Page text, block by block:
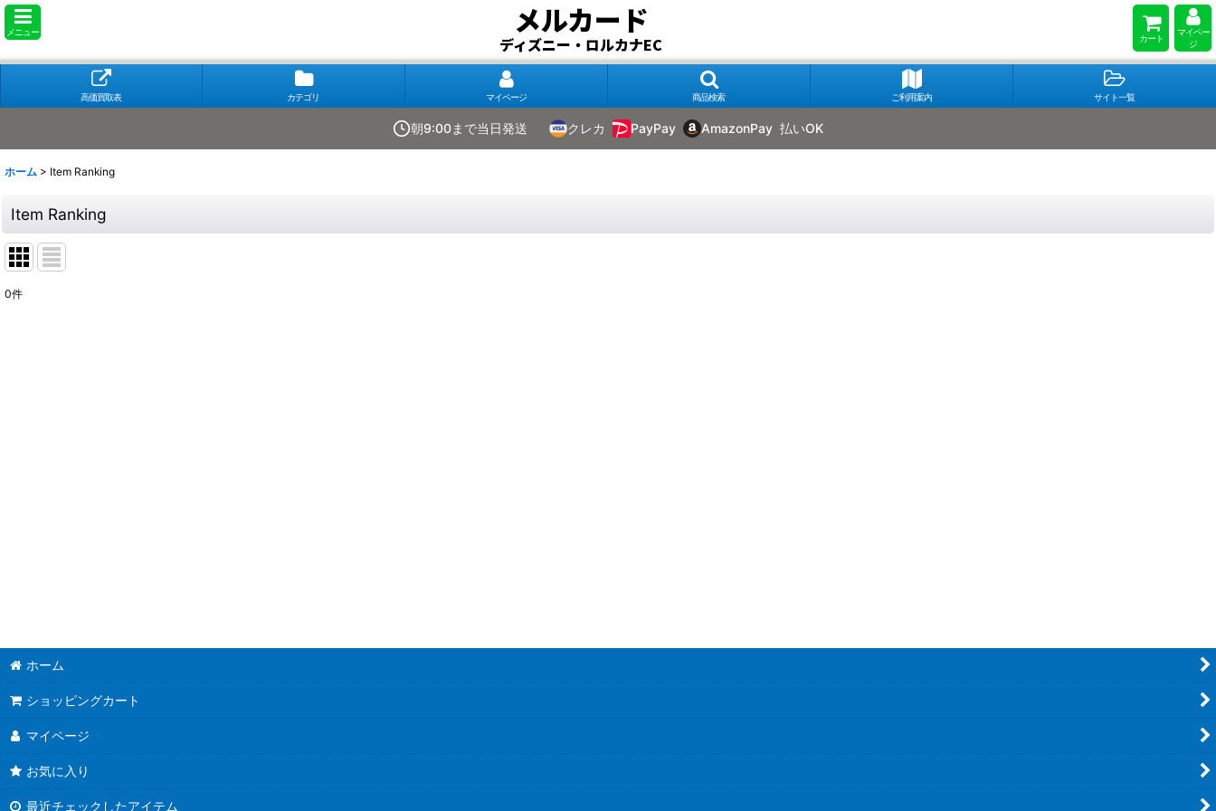
メニュー メルカード
ディズニー・ロルカナEC カート
マイペー
ジ
高価買取表 カテゴリ マイページ 商品検索 ご利用案内 サイト一覧
朝9:00まで当日発送 クレカ PayPay AmazonPay 払いOK
ホーム > Item Ranking
Item Ranking
0件
ホーム
ショッピングカート
マイページ
お気に入り
最近チェックしたアイテム